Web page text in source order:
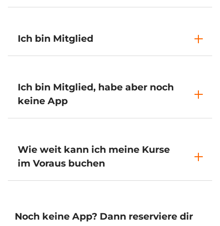
Ich bin Mitglied
Ich bin Mitglied, habe aber noch
keine App
Wie weit kann ich meine Kurse
im Voraus buchen
Noch keine App? Dann reserviere dir